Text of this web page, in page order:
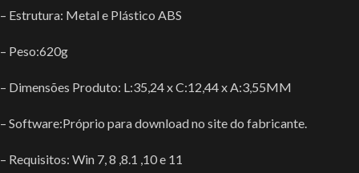
– Estrutura: Metal e Plástico ABS
– Peso:620g
– Dimensões Produto: L:35,24 x C:12,44 x A:3,55MM
– Software:Próprio para download no site do fabricante.
– Requisitos: Win 7, 8 ,8.1 ,10 e 11